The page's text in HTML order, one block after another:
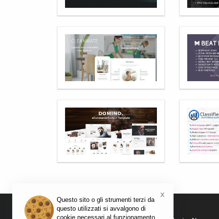
Questo sito o gli strumenti terzi da
questo utilizzati si avvalgono di
cookie necessari al funzionamento
x